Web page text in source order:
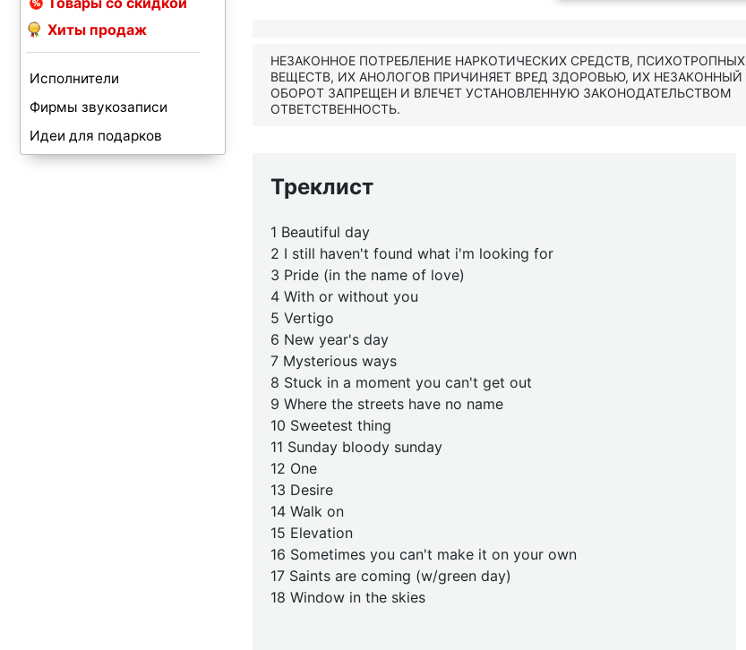
Хиты продаж
Исполнители
Фирмы звукозаписи
Идеи для подарков
НЕЗАКОННОЕ ПОТРЕБЛЕНИЕ НАРКОТИЧЕСКИХ СРЕДСТВ, ПСИХОТРОПНЫХ
ВЕЩЕСТВ, ИХ АНОЛОГОВ ПРИЧИНЯЕТ ВРЕД ЗДОРОВЬЮ, ИХ НЕЗАКОННЫЙ
ОБОРОТ ЗАПРЕЩЕН И ВЛЕЧЕТ УСТАНОВЛЕННУЮ ЗАКОНОДАТЕЛЬСТВОМ
ОТВЕТСТВЕННОСТЬ.
Треклист
1 Beautiful day
2 I still haven't found what i'm looking for
3 Pride (in the name of love)
4 With or without you
5 Vertigo
6 New year's day
7 Mysterious ways
8 Stuck in a moment you can't get out
9 Where the streets have no name
10 Sweetest thing
11 Sunday bloody sunday
12 One
13 Desire
14 Walk on
15 Elevation
16 Sometimes you can't make it on your own
17 Saints are coming (w/green day)
18 Window in the skies